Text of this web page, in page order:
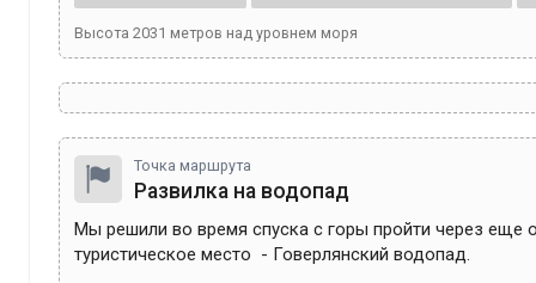
Высота 2031 метров над уровнем моря
Точка маршрута
Развилка на водопад
Мы решили во время спуска с горы пройти через еще
туристическое место  - Говерлянский водопад.